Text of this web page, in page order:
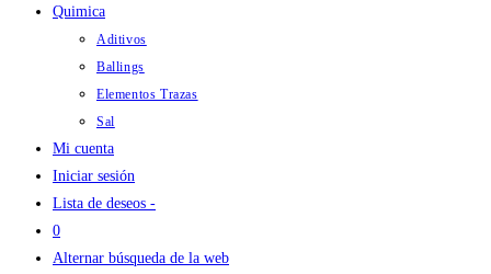
Quimica
Aditivos
Ballings
Elementos Trazas
Sal
Mi cuenta
Iniciar sesión
Lista de deseos -
0
Alternar búsqueda de la web